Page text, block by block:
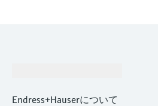
Endress+Hauserについて